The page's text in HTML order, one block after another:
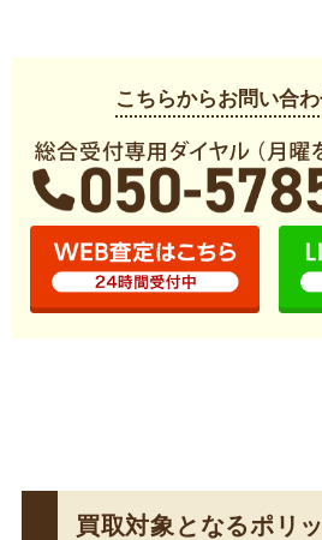
こちらからお問い合
買取対象となるポリ